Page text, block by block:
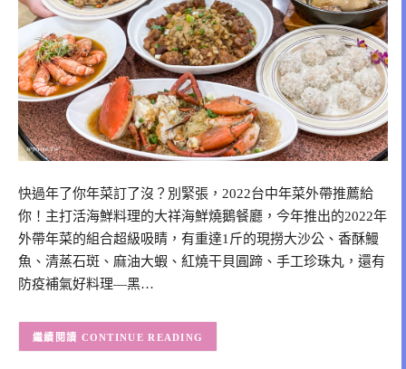
快過年了你年菜訂了沒？別緊張，2022台中年菜外帶推薦給
你！主打活海鮮料理的大祥海鮮燒鵝餐廳，今年推出的2022年
外帶年菜的組合超級吸睛，有重達1斤的現撈大沙公、香酥鰻
魚、清蒸石斑、麻油大蝦、紅燒干貝圓蹄、手工珍珠丸，還有
防疫補氣好料理—黑…
CONTINUE READING